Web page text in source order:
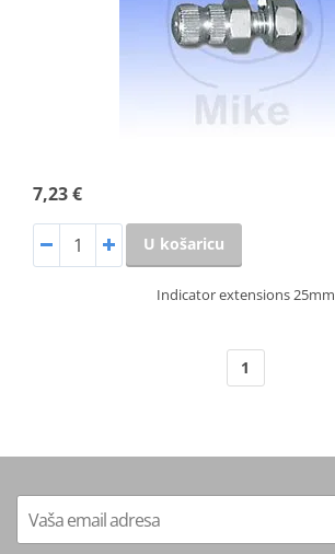
7,23 €
U košaricu
Indicator extensions 25mm
1